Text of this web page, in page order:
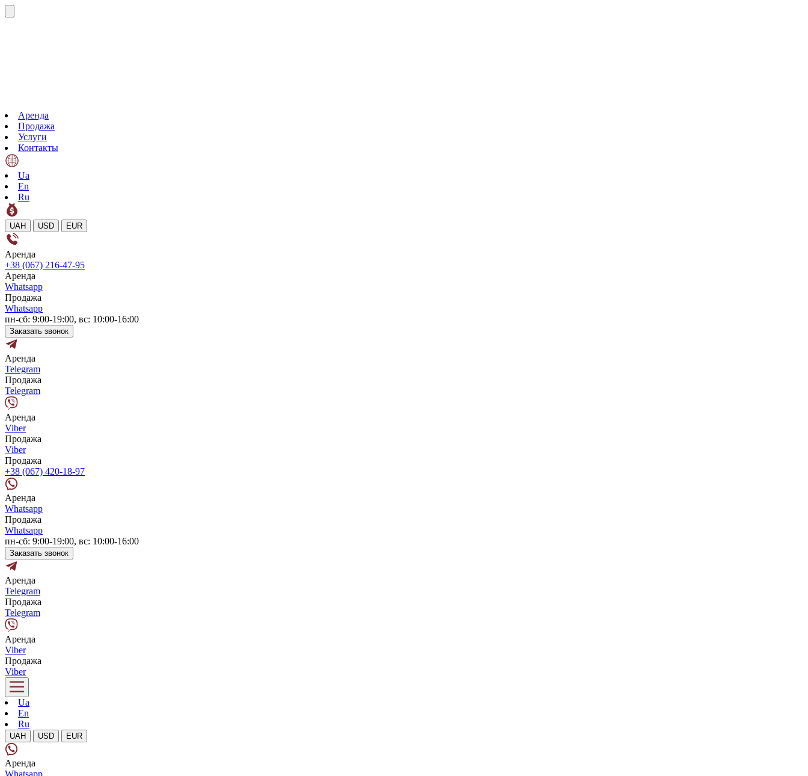
Аренда
Продажа
Услуги
Контакты
Ua
En
Ru
UAH USD EUR
Аренда
+38 (067) 216-47-95
Аренда
Whatsapp
Продажа
Whatsapp
пн-сб: 9:00-19:00, вс: 10:00-16:00
Заказать звонок
Аренда
Telegram
Продажа
Telegram
Аренда
Viber
Продажа
Viber
Продажа
+38 (067) 420-18-97
Аренда
Whatsapp
Продажа
Whatsapp
пн-сб: 9:00-19:00, вс: 10:00-16:00
Заказать звонок
Аренда
Telegram
Продажа
Telegram
Аренда
Viber
Продажа
Viber
Ua
En
Ru
UAH USD EUR
Аренда
Whatsapp